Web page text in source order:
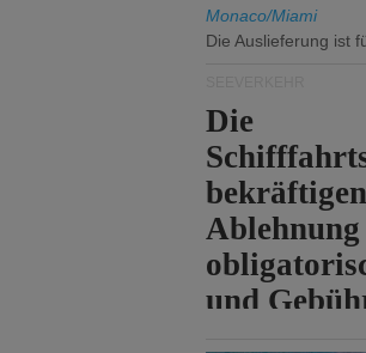
Monaco/Miami
Die Auslieferung ist
Die
Ablehnung
und